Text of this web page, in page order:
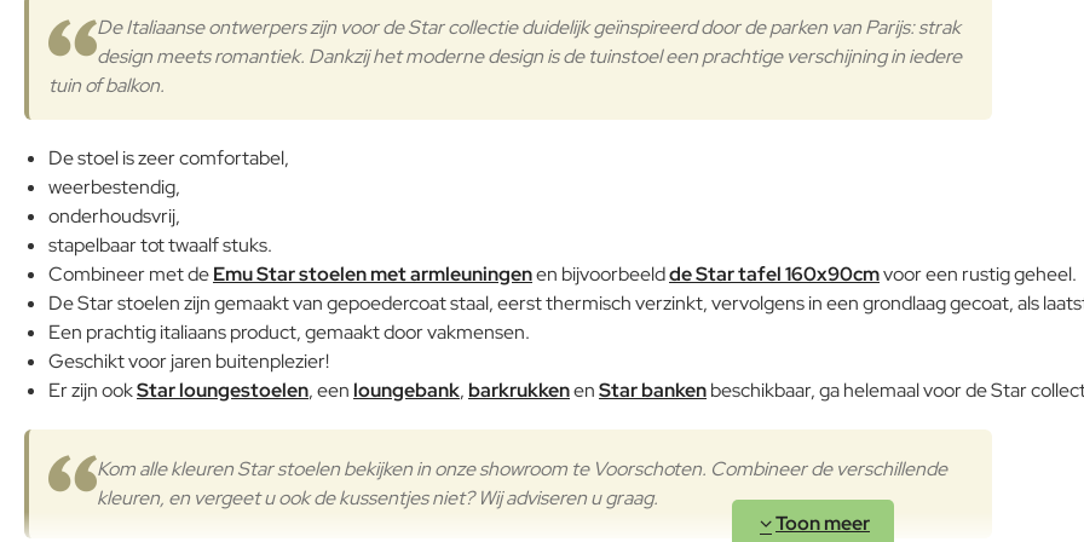
Waardering:
Waardering:
De Italiaanse ontwerpers zijn voor de Star collectie duidelijk geïnspireerd door de parken van Parijs: strak
design meets romantiek. Dankzij het moderne design is de tuinstoel een prachtige verschijning in iedere
tuin of balkon.
De stoel is zeer comfortabel,
weerbestendig,
onderhoudsvrij,
stapelbaar tot twaalf stuks.
Combineer met deEmu Star stoelen met armleuningenen bijvoorbeeldde Star tafel 160x90cmvoor een rustig geheel.
De Star stoelen zijn gemaakt van gepoedercoat staal, eerst thermisch verzinkt, vervolgens in een grondlaag gecoat, als
Een prachtig italiaans product, gemaakt door vakmensen.
Geschikt voor jaren buitenplezier!
Er zijn ookStar loungestoelen, een loungebank, barkrukkenenStar bankenbeschikbaar, ga helemaal voor de Star
Kom alle kleuren Star stoelen bekijken in onze showroom te Voorschoten. Combineer de verschillende
kleuren, en vergeet u ook de kussentjes niet? Wij adviseren u graag.